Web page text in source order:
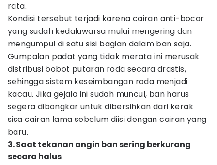
rata.
Kondisi tersebut terjadi karena cairan anti-bocor
yang sudah kedaluwarsa mulai mengering dan
mengumpul di satu sisi bagian dalam ban saja.
Gumpalan padat yang tidak merata ini merusak
distribusi bobot putaran roda secara drastis,
sehingga sistem keseimbangan roda menjadi
kacau. Jika gejala ini sudah muncul, ban harus
segera dibongkar untuk dibersihkan dari kerak
sisa cairan lama sebelum diisi dengan cairan yang
baru.
3. Saat tekanan angin ban sering berkurang
secara halus